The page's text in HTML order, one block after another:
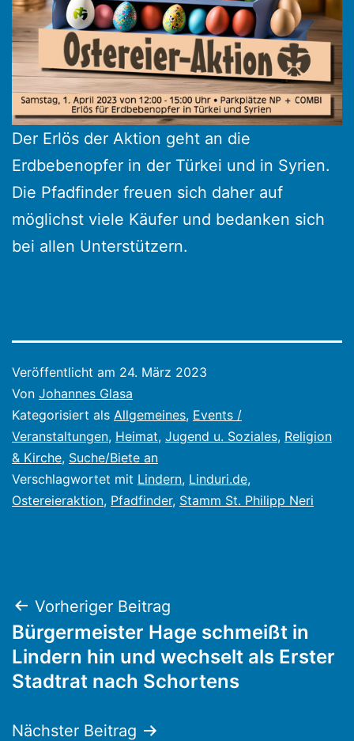
Der Erlös der Aktion geht an die
Erdbebenopfer in der Türkei und in Syrien.
Die Pfadfinder freuen sich daher auf
möglichst viele Käufer und bedanken sich
bei allen Unterstützern.
Veröffentlicht am 24. März 2023
Von Johannes Glasa
Kategorisiert als Allgemeines, Events /
Veranstaltungen, Heimat, Jugend u. Soziales, Religion
& Kirche, Suche/Biete an
Verschlagwortet mit Lindern, Linduri.de,
Ostereieraktion, Pfadfinder, Stamm St. Philipp Neri
Beitragsnavigation
Vorheriger Beitrag
Bürgermeister Hage schmeißt in
Lindern hin und wechselt als Erster
Stadtrat nach Schortens
Nächster Beitrag